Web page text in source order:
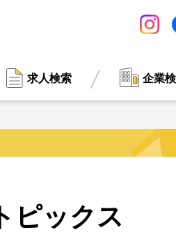
求人検索 企業
トピックス